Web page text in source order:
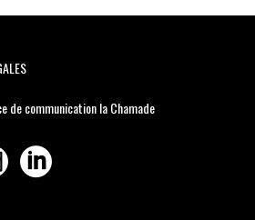
de communication la Chamade